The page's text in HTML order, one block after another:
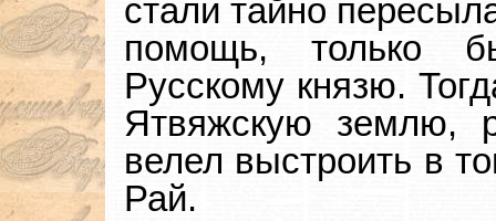
стали тайно
помощь, только
Русскому князю.
Ятвяжскую землю,
велел выстроить в
Рай.